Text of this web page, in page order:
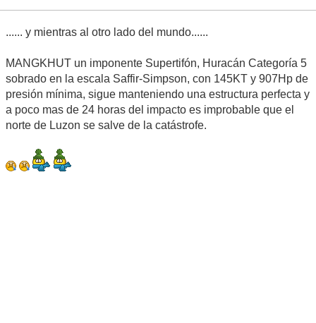
...... y mientras al otro lado del mundo......
MANGKHUT un imponente Supertifón, Huracán Categoría 5
sobrado en la escala Saffir-Simpson, con 145KT y 907Hp de
presión mínima, sigue manteniendo una estructura perfecta y
a poco mas de 24 horas del impacto es improbable que el
norte de Luzon se salve de la catástrofe.